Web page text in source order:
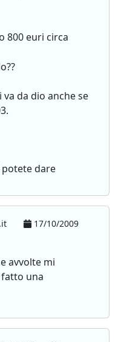
800 euri circa
da dio anche se
dare
17/10/2009
avvolte mi
una